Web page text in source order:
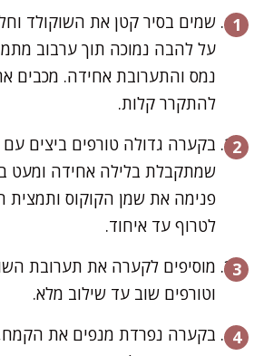
שמים בסיר קטן את השוקולד
על להבה נמוכה תוך ערבוב
נמס והתערובת אחידה. מכבים
להתקרר קלות.
בקערה גדולה טורפים ביצים
שמתקבלת בלילה אחידה ומעט
פנימה את שמן הקוקוס ותמצית
לטרוף עד איחוד.
מוסיפים לקערה את תערובת
וטורפים שוב עד שילוב מלא.
בקערה נפרדת מנפים את